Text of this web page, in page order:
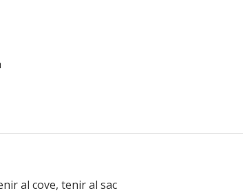
al cove, tenir al sac